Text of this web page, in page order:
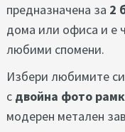
предназначена за 2
дома или офиса и е
любими спомени.
Избери любимите
с двойна фото
модерен метален